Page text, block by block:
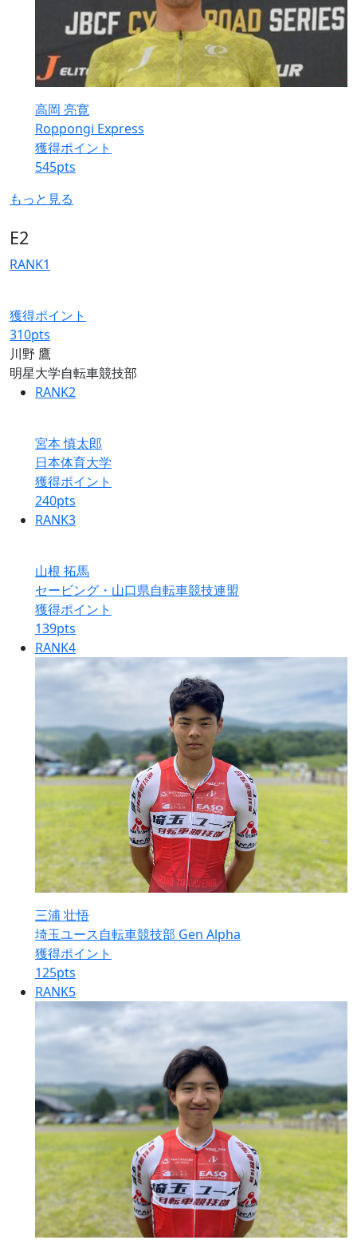
高岡 亮寛
Roppongi Express
獲得ポイント
545pts
もっと見る
E2
RANK1
獲得ポイント
310pts
川野 鷹
明星大学自転車競技部
RANK2
宮本 慎太郎
日本体育大学
獲得ポイント
240pts
RANK3
山根 拓馬
セービング・山口県自転車競技連盟
獲得ポイント
139pts
RANK4
三浦 壮悟
埼玉ユース自転車競技部 Gen Alpha
獲得ポイント
125pts
RANK5